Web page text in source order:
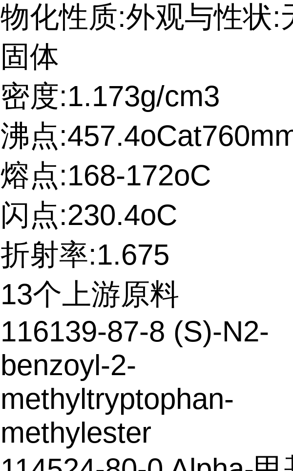
物化性质:外观与性状:
固体
密度:1.173g/cm3
沸点
熔点:168-172oC
闪点:230.4oC
折射率:1.675
13个上游原料
116139-87-8 (S)-N2-
benzoyl-2-
methyltryptophan-
methylester